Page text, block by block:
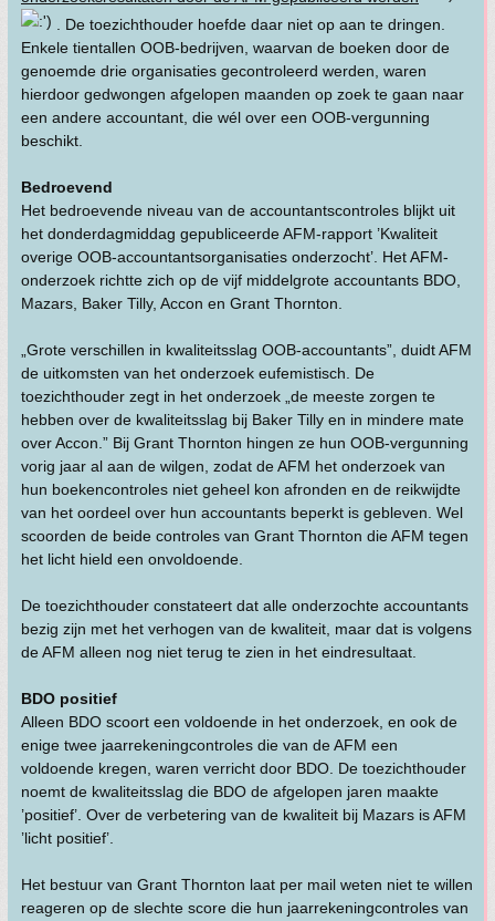
. De toezichthouder hoefde daar niet op aan te dringen.
Enkele tientallen OOB-bedrijven, waarvan de boeken door de
genoemde drie organisaties gecontroleerd werden, waren
hierdoor gedwongen afgelopen maanden op zoek te gaan naar
een andere accountant, die wél over een OOB-vergunning
beschikt.
Bedroevend
Het bedroevende niveau van de accountantscontroles blijkt uit
het donderdagmiddag gepubliceerde AFM-rapport ’Kwaliteit
overige OOB-accountantsorganisaties onderzocht’. Het AFM-
onderzoek richtte zich op de vijf middelgrote accountants BDO,
Mazars, Baker Tilly, Accon en Grant Thornton.
„Grote verschillen in kwaliteitsslag OOB-accountants”, duidt AFM
de uitkomsten van het onderzoek eufemistisch. De
toezichthouder zegt in het onderzoek „de meeste zorgen te
hebben over de kwaliteitsslag bij Baker Tilly en in mindere mate
over Accon.” Bij Grant Thornton hingen ze hun OOB-vergunning
vorig jaar al aan de wilgen, zodat de AFM het onderzoek van
hun boekencontroles niet geheel kon afronden en de reikwijdte
van het oordeel over hun accountants beperkt is gebleven. Wel
scoorden de beide controles van Grant Thornton die AFM tegen
het licht hield een onvoldoende.
De toezichthouder constateert dat alle onderzochte accountants
bezig zijn met het verhogen van de kwaliteit, maar dat is volgens
de AFM alleen nog niet terug te zien in het eindresultaat.
BDO positief
Alleen BDO scoort een voldoende in het onderzoek, en ook de
enige twee jaarrekeningcontroles die van de AFM een
voldoende kregen, waren verricht door BDO. De toezichthouder
noemt de kwaliteitsslag die BDO de afgelopen jaren maakte
’positief’. Over de verbetering van de kwaliteit bij Mazars is AFM
’licht positief’.
Het bestuur van Grant Thornton laat per mail weten niet te willen
reageren op de slechte score die hun jaarrekeningcontroles van